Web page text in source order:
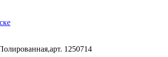
1250714